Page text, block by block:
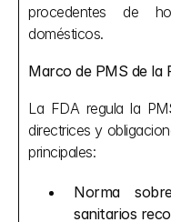
procedentes de
domésticos.
Marco de PMS de la
La FDA regula la
directrices y
principales:
Norma
sanitarios